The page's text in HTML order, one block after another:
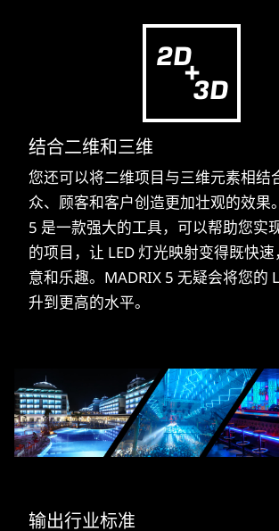
结合二维和三维
您还可以将二维项目与三维元素相结
众、顾客和客户创造更加壮观的效果
5 是一款强大的工具，可以帮助您实
的项目，让 LED 灯光映射变得既快
意和乐趣。MADRIX 5 无疑会将您的
升到更高的水平。
输出行业标准